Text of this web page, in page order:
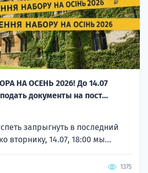
НА ОСЕНЬ 2026! До 14.07
документы на пост...
запрыгнуть в последний
вторнику, 14.07, 18:00 мы...
1375